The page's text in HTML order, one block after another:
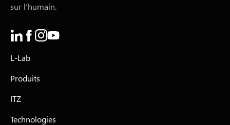
sur l’humain.
L-Lab
Produits
ITZ
Technologies